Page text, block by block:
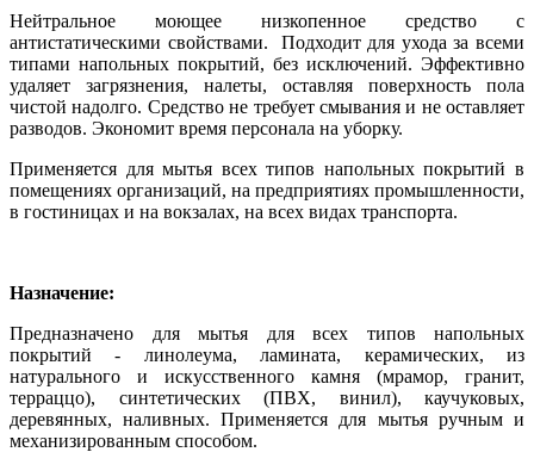
Нейтральное моющее низкопенное средство с
антистатическими свойствами. Подходит для ухода за всеми
типами напольных покрытий, без исключений. Эффективно
удаляет загрязнения, налеты, оставляя поверхность пола
чистой надолго. Средство не требует смывания и не оставляет
разводов. Экономит время персонала на уборку.
Применяется для мытья всех типов напольных покрытий в
помещениях организаций, на предприятиях промышленности,
в гостиницах и на вокзалах, на всех видах транспорта.
Назначение:
Предназначено для мытья для всех типов напольных
покрытий - линолеума, ламината, керамических, из
натурального и искусственного камня (мрамор, гранит,
терраццо), синтетических (ПВХ, винил), каучуковых,
деревянных, наливных. Применяется для мытья ручным и
механизированным способом.